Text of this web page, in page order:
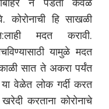
कोरोनाची हि साखळी
मदत करावी.
यामुळे मदत
सात ते अकरा पर्यंत
वेळेत लोक गर्दी करत
करताना कोरोनाचे